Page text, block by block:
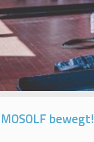
MOSOLF bewegt!